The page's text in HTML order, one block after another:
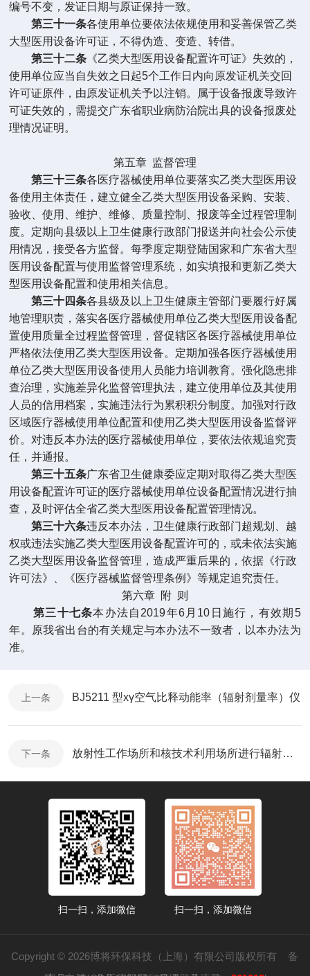
编号不变，发证日期与原证保持一致。
第三十一条各使用单位要依法依规使用和妥善保管乙类
大型医用设备许可证，不得伪造、变造、转借。
第三十二条 《乙类大型医用设备配置许可证》失效的，
使用单位应当自失效之日起5个工作日内向原发证机关交回
许可证原件，由原发证机关予以注销。属于设备报废导致许
可证失效的，需提交广东省职业病防治院出具的设备报废处
理情况证明。
第五章 监督管理
第三十三条各医疗器械使用单位要落实乙类大型医用设
备使用主体责任，建立健全乙类大型医用设备采购、安装、
验收、使用、维护、维修、质量控制、报废等全过程管理制
度。定期向县级以上卫生健康行政部门报送并向社会公示使
用情况，接受各方监督。每季度定期登陆国家和广东省大型
医用设备配置与使用监督管理系统，如实填报和更新乙类大
型医用设备配置和使用相关信息。
第三十四条各县级及以上卫生健康主管部门要履行好属
地管理职责，落实各医疗器械使用单位乙类大型医用设备配
置使用质量全过程监督管理，督促辖区各医疗器械使用单位
严格依法使用乙类大型医用设备。定期加强各医疗器械使用
单位乙类大型医用设备使用人员能力培训教育。强化隐患排
查治理，实施差异化监督管理执法，建立使用单位及其使用
人员的信用档案，实施违法行为累积积分制度。加强对行政
区域医疗器械使用单位配置和使用乙类大型医用设备监督评
价。对违反本办法的医疗器械使用单位，要依法依规追究责
任，并通报。
第三十五条广东省卫生健康委应定期对取得乙类大型医
用设备配置许可证的医疗器械使用单位设备配置情况进行抽
查，及时评估全省乙类大型医用设备配置管理情况。
第三十六条违反本办法，卫生健康行政部门超规划、越
权或违法实施乙类大型医用设备配置许可的，或未依法实施
乙类大型医用设备监督管理，造成严重后果的，依据《行政
许可法》、《医疗器械监督管理条例》等规定追究责任。
第六章 附 则
第三十七条本办法自 2019年6月 10 日施行，有效期 5
年。原我省出台的有关规定与本办法不一致者，以本办法为
准。
上一条 BJ5211 型хγ空气比释动能率（辐射剂量率）仪
下一条 放射性工作场所和核技术利用场所进行辐射环境监测年检有必要吗？
扫一扫，添加微信 扫一扫，添加微信
Copyright © 2026博将环保科技（上海）有限公司版权所有 备